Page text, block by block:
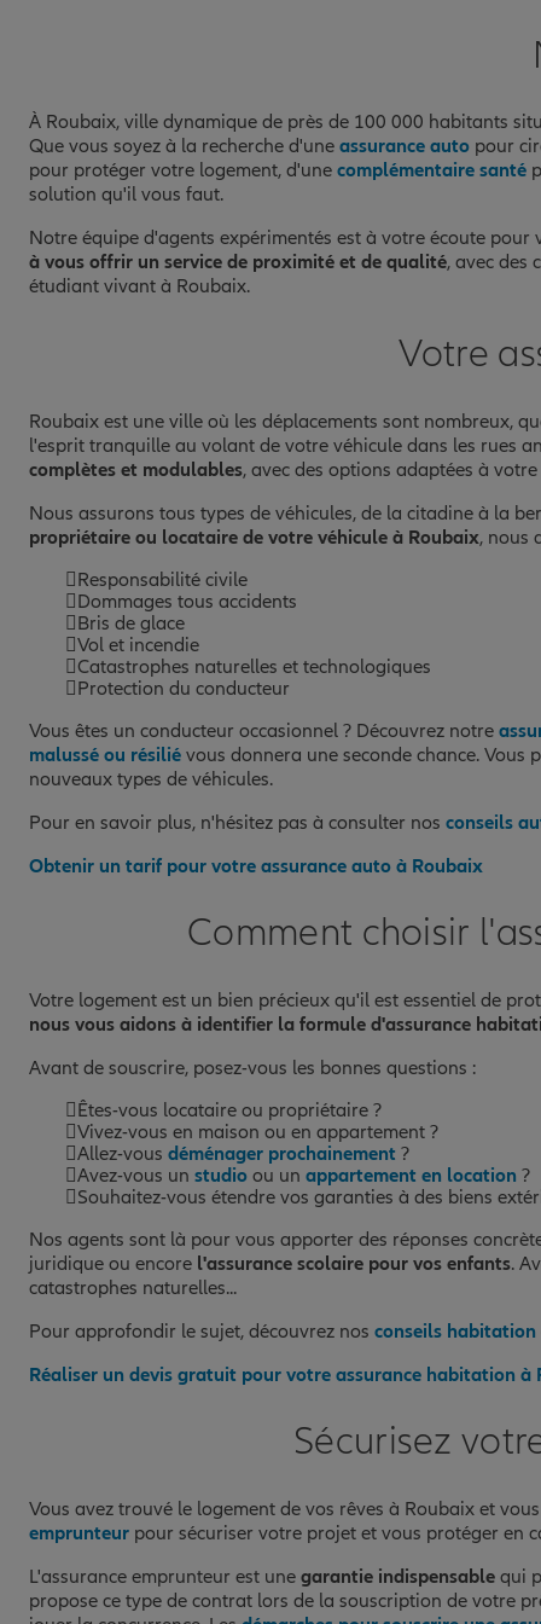
Voir
À Roubaix, ville dynamique de près de 100 000 habitants
Que vous soyez à la recherche d'une assurance auto pour
pour protéger votre logement, d'une complémentaire santé
solution qu'il vous faut.
Notre équipe d'agents expérimentés est à votre écoute
à vous offrir un service de proximité et de qualité, avec des
étudiant vivant à Roubaix.
Votre
Roubaix est une ville où les déplacements sont nombreux,
l'esprit tranquille au volant de votre véhicule dans les rues
complètes et modulables, avec des options adaptées à
Nous assurons tous types de véhicules, de la citadine à la
propriétaire ou locataire de votre véhicule à Roubaix, nous
Responsabilité civile
Dommages tous accidents
Bris de glace
Vol et incendie
Catastrophes naturelles et technologiques
Protection du conducteur
Vous êtes un conducteur occasionnel ? Découvrez notre
malussé ou résilié vous donnera une seconde chance. Vous
nouveaux types de véhicules.
Pour en savoir plus, n'hésitez pas à consulter nos conseils
Obtenir un tarif pour votre assurance auto à Roubaix
Comment choisir
Votre logement est un bien précieux qu'il est essentiel de
nous vous aidons à identifier la formule d'assurance
Avant de souscrire, posez-vous les bonnes questions :
Êtes-vous locataire ou propriétaire ?
Vivez-vous en maison ou en appartement ?
Allez-vous déménager prochainement ?
Avez-vous un studio ou un appartement en location ?
Souhaitez-vous étendre vos garanties à des biens
Nos agents sont là pour vous apporter des réponses
juridique ou encore l'assurance scolaire pour vos enfants.
catastrophes naturelles...
Pour approfondir le sujet, découvrez nos conseils habitation
Réaliser un devis gratuit pour votre assurance habitation à
Sécurisez
Vous avez trouvé le logement de vos rêves à Roubaix et
emprunteur pour sécuriser votre projet et vous protéger en
L'assurance emprunteur est une garantie indispensable qui
propose ce type de contrat lors de la souscription de votre